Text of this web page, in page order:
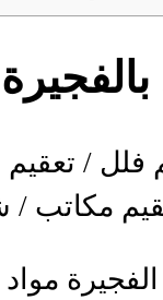
فلل /
مكاتب /
مواد